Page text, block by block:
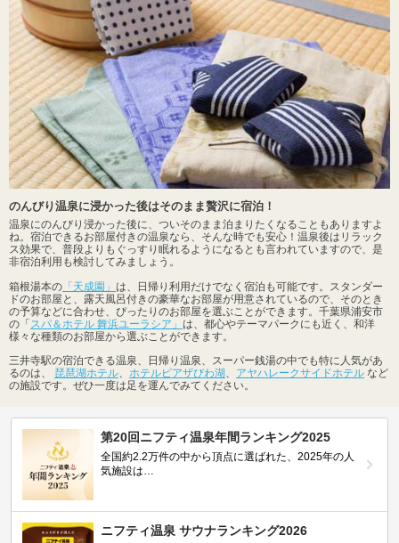
のんびり温泉に浸かった後はそのまま贅沢に宿泊！
温泉にのんびり浸かった後に、ついそのまま泊まりたくなることもありますよ
ね。宿泊できるお部屋付きの温泉なら、そんな時でも安心！温泉後はリラック
ス効果で、普段よりもぐっすり眠れるようになるとも言われていますので、是
非宿泊利用も検討してみましょう。
箱根湯本の 「天成園」 は、日帰り利用だけでなく宿泊も可能です。スタンダー
ドのお部屋と、露天風呂付きの豪華なお部屋が用意されているので、そのとき
の予算などに合わせ、ぴったりのお部屋を選ぶことができます。千葉県浦安市
の「スパ＆ホテル 舞浜ユーラシア」 は、都心やテーマパークにも近く、和洋
様々な種類のお部屋から選ぶことができます。
三井寺駅の宿泊できる温泉、日帰り温泉、スーパー銭湯の中でも特に人気があ
るのは、 琵琶湖ホテル、 ホテルピアザびわ湖、 アヤハレークサイドホテル など
の施設です。ぜひ一度は足を運んでみてください。
第20回ニフティ温泉年間ランキング2025
全国約2.2万件の中から頂点に選ばれた、2025年の人
気施設は…
ニフティ温泉 サウナランキング2026